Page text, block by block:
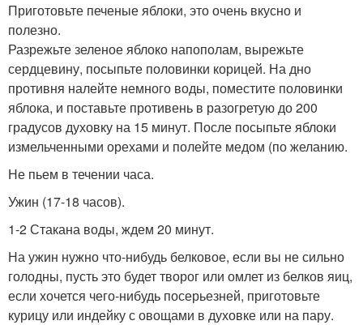
Приготовьте печеные яблоки, это очень вкусно и
полезно.
Разрежьте зеленое яблоко напополам, вырежьте
сердцевину, посыпьте половинки корицей. На дно
противня налейте немного воды, поместите половинки
яблока, и поставьте противень в разогретую до 200
градусов духовку на 15 минут. После посыпьте яблоки
измельченными орехами и полейте медом (по желанию.
Не пьем в течении часа.
Ужин (17-18 часов).
1-2 Стакана воды, ждем 20 минут.
На ужин нужно что-нибудь белковое, если вы не сильно
голодны, пусть это будет творог или омлет из белков яиц,
если хочется чего-нибудь посерьезней, приготовьте
курицу или индейку с овощами в духовке или на пару.